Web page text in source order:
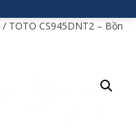
/ TOTO CS945DNT2 – Bồn